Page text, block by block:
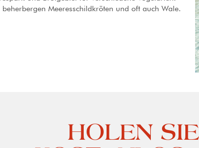
Meeresschildkröten und oft auch Wale.
HOLEN